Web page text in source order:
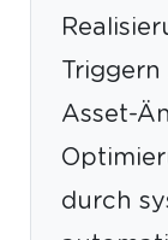
Asset-
durch